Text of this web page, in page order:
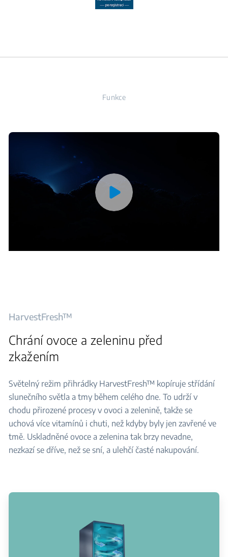
Funkce
HarvestFresh™
Chrání ovoce a zeleninu před
zkažením
Světelný režim přihrádky HarvestFresh™ kopíruje střídání
slunečního světla a tmy během celého dne. To udrží v
chodu přirozené procesy v ovoci a zelenině, takže se
uchová více vitamínů i chuti, než kdyby byly jen zavřené ve
tmě. Uskladněné ovoce a zelenina tak brzy nevadne,
nezkazí se dříve, než se sní, a ulehčí časté nakupování.